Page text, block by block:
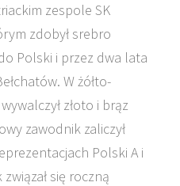
zespole SK
zdobył srebro
Polski i przez dwa lata
W żółto-
złoto i brąz
zawodnik zaliczył
Polski A i
się roczną